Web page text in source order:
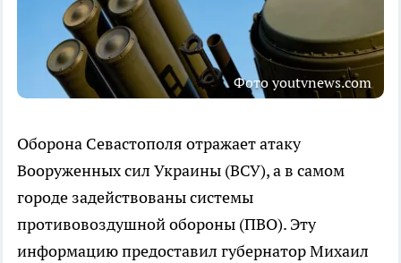
Фото youtvnews.com
Оборона Севастополя отражает атаку
Вооруженных сил Украины (ВСУ), а в самом
городе задействованы системы
противовоздушной обороны (ПВО). Эту
информацию предоставил губернатор Михаил